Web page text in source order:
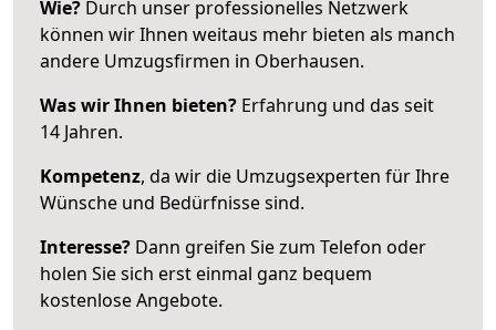
Wie? Durch unser professionelles Netzwerk
können wir Ihnen weitaus mehr bieten als manch
andere Umzugsfirmen in Oberhausen.
Was wir Ihnen bieten? Erfahrung und das seit
14 Jahren.
Kompetenz, da wir die Umzugsexperten für Ihre
Wünsche und Bedürfnisse sind.
Interesse? Dann greifen Sie zum Telefon oder
holen Sie sich erst einmal ganz bequem
kostenlose Angebote.